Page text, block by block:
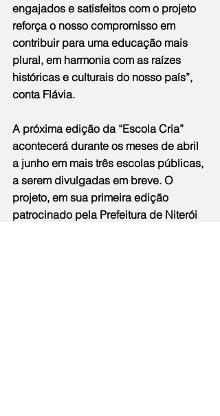
engajados e satisfeitos com o projeto
reforça o nosso compromisso em
contribuir para uma educação mais
plural, em harmonia com as raízes
históricas e culturais do nosso país”,
conta Flávia.
A próxima edição da “Escola Cria”
acontecerá durante os meses de abril
a junho em mais três escolas públicas,
a serem divulgadas em breve. O
projeto, em sua primeira edição
patrocinado pela Prefeitura de Niterói